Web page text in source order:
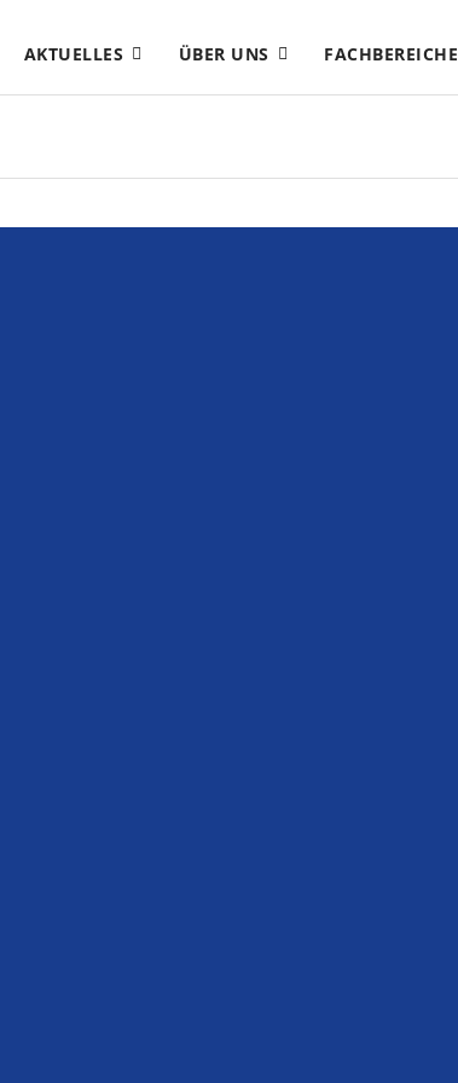
AKTUELLES ÜBER UNS FACHBEREICHE